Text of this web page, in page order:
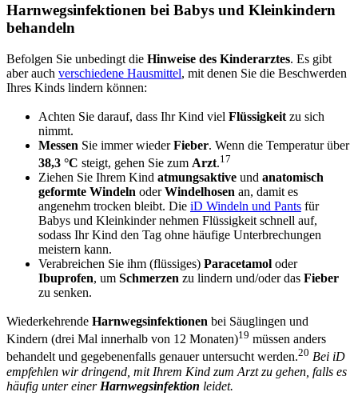
Harnwegsinfektionen bei Babys und Kleinkindern
behandeln
Befolgen Sie unbedingt die Hinweise des Kinderarztes. Es gibt
aber auch verschiedene Hausmittel, mit denen Sie die Beschwerden
Ihres Kinds lindern können:
Achten Sie darauf, dass Ihr Kind viel Flüssigkeit zu sich
nimmt.
Messen Sie immer wiederFieber. Wenn die Temperatur über
38,3 °C steigt, gehen Sie zum Arzt.17
Ziehen Sie Ihrem Kind atmungsaktive und anatomisch
geformte Windeln oderWindelhosen an, damit es
angenehm trocken bleibt. Die iD Windeln und Pants für
Babys und Kleinkinder nehmen Flüssigkeit schnell auf,
sodass Ihr Kind den Tag ohne häufige Unterbrechungen
meistern kann.
Verabreichen Sie ihm (flüssiges) Paracetamol oder
Ibuprofen, um Schmerzen zu lindern und/oder das Fieber
zu senken.
Wiederkehrende Harnwegsinfektionen bei Säuglingen und
Kindern (drei Mal innerhalb von 12 Monaten)19 müssen anders
behandelt und gegebenenfalls genauer untersucht werden.20 Bei iD
empfehlen wir dringend, mit Ihrem Kind zum Arzt zu gehen, falls es
häufig unter einer Harnwegsinfektion leidet.